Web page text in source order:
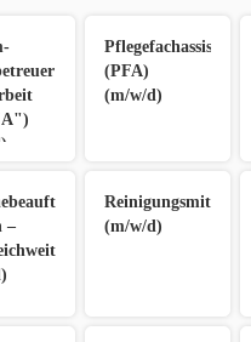
(PFA)
(m/w/d)
–
(m/w/d)